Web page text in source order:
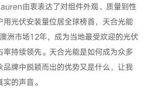
由衷表达了对组件外观、质量到性
用光伏安装量位居全球榜首，天合光能
洲市场12年，成为当地最受欢迎的光伏
持续领先。天合光能是如何成为众多
品牌中脱颖而出的优势又是什么，让我
的声音。